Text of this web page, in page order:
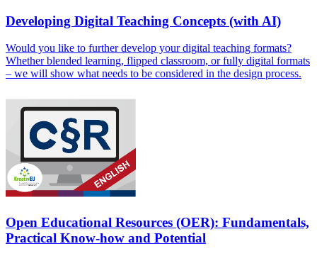
Developing Digital Teaching Concepts (with AI)
Would you like to further develop your digital teaching formats?
Whether blended learning, flipped classroom, or fully digital formats
– we will show what needs to be considered in the design process.
Open Educational Resources (OER): Fundamentals,
Practical Know-how and Potential